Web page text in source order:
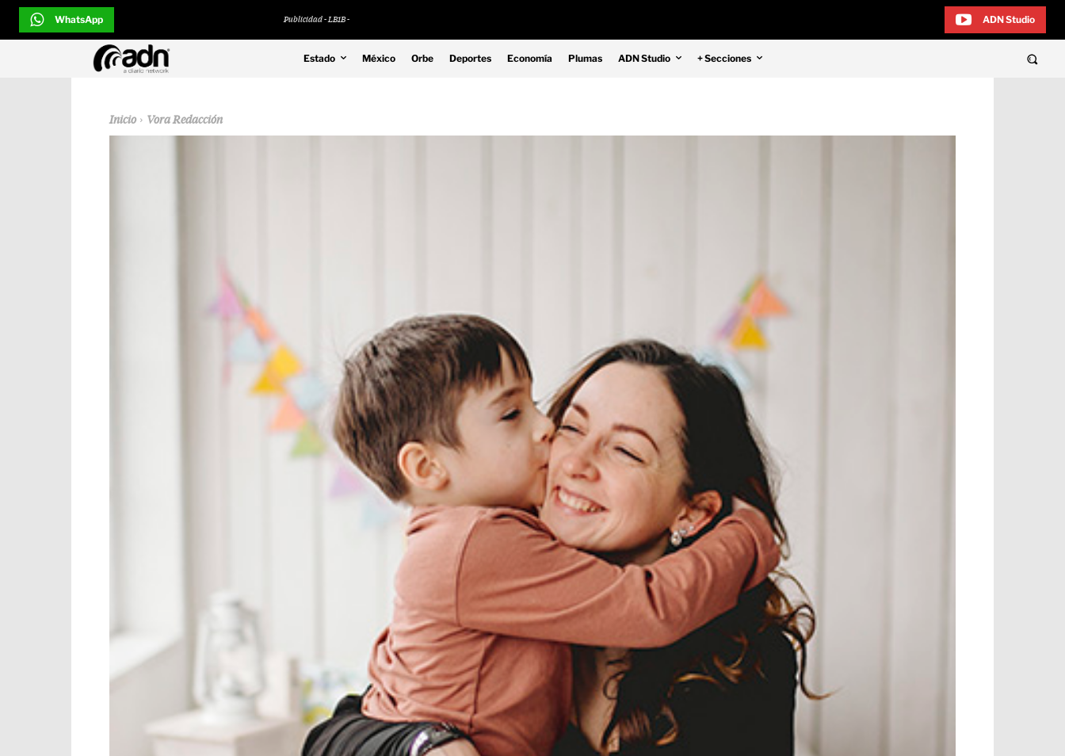
WhatsApp Publicidad - LB1B - ADN Studio
Estado México Orbe Deportes Economía Plumas ADN Studio + Secciones
Inicio Vora Redacción